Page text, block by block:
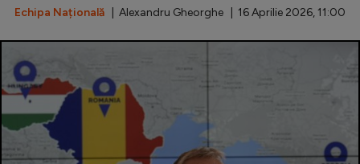
Echipa Națională | Alexandru Gheorghe | 16 Aprilie 2026, 11:00